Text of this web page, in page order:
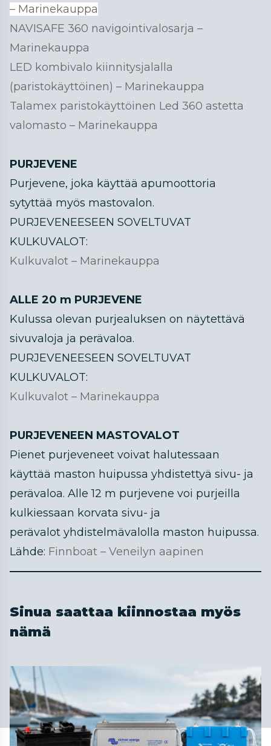
– Marinekauppa
NAVISAFE 360 navigointivalosarja –
Marinekauppa
LED kombivalo kiinnitysjalalla
(paristokäyttöinen) – Marinekauppa
Talamex paristokäyttöinen Led 360 astetta
valomasto – Marinekauppa
PURJEVENE
Purjevene, joka käyttää apumoottoria
sytyttää myös mastovalon.
PURJEVENEESEEN SOVELTUVAT
KULKUVALOT:
Kulkuvalot – Marinekauppa
ALLE 20 m PURJEVENE
Kulussa olevan purjealuksen on näytettävä
sivuvaloja ja perävaloa.
PURJEVENEESEEN SOVELTUVAT
KULKUVALOT:
Kulkuvalot – Marinekauppa
PURJEVENEEN MASTOVALOT
Pienet purjeveneet voivat halutessaan
käyttää maston huipussa yhdistettyä sivu- ja
perävaloa. Alle 12 m purjevene voi purjeilla
kulkiessaan korvata sivu- ja
perävalot yhdistelmävalolla maston huipussa.
Lähde: Finnboat – Veneilyn aapinen
Sinua saattaa kiinnostaa myös
nämä